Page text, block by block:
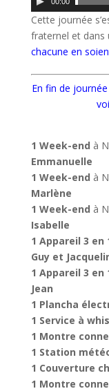
d
é
o
Cette journée
fraternel et dans
chacune en
En fin de
1 Week-end à
Emmanuelle
1 Week-end à
Marlène
1 Week-end à
Isabelle
1 Appareil 3 en
Guy et
1 Appareil 3 en
Jean
1 Plancha
1 Service à
1 Montre
1 Station
1 Couverture
1 Montre